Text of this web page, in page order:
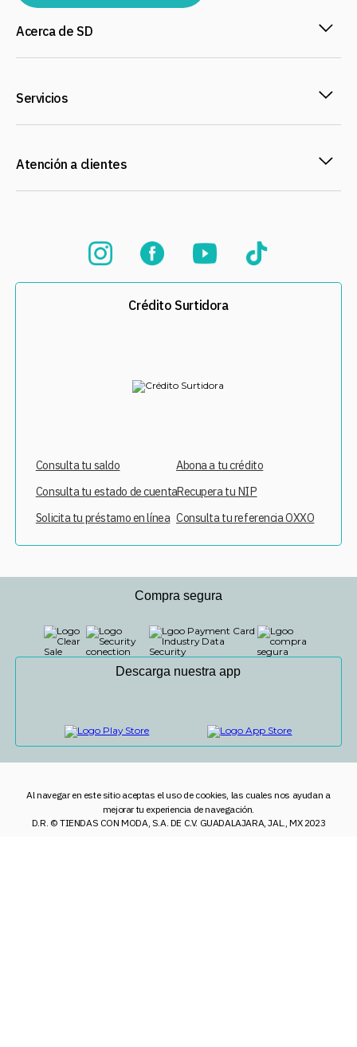
Acerca de SD
Servicios
Atención a clientes
Crédito Surtidora
Consulta tu saldo
Consulta tu estado de cuenta
Solicita tu préstamo en línea
Abona a tu crédito
Recupera tu NIP
Consulta tu referencia OXXO
Compra segura
Descarga nuestra app
Al navegar en este sitio aceptas el uso de cookies, las cuales nos ayudan a
mejorar tu experiencia de navegación.
D.R. © TIENDAS CON MODA, S.A. DE C.V. GUADALAJARA, JAL., MX 2023